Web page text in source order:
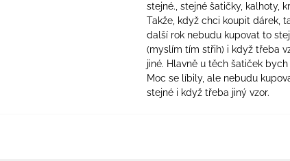
stejné., stejné šatičky, kalhoty,
Takže, když chci koupit dárek,
další rok nebudu kupovat to
(myslím tím střih) i když třeba
jiné. Hlavně u těch šatiček
Moc se líbily, ale nebudu
stejné i když třeba jiný vzor.